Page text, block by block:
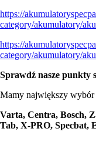
https://
category/akumulatory/
https://
category/akumulatory/
Sprawdź nasze punkty
Mamy największy wybór
Varta, Centra, Bosch,
Tab, X-PRO, Specbat,